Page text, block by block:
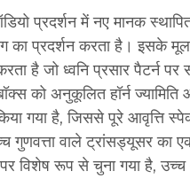
प्रदर्शन में नए मानक
का प्रदर्शन करता है। इसके
है जो ध्वनि प्रसार पैटर्न पर
को अनुकूलित हॉर्न
गया है, जिससे पूरे आवृत्ति
गुणवत्ता वाले ट्रांसड्यूसर का
विशेष रूप से चुना गया है,